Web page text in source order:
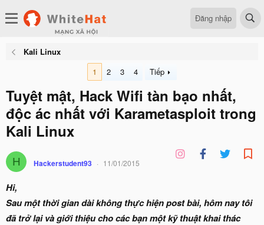
Đăng nhập
Kali Linux
1
2 3 4 Tiếp
Tuyệt mật, Hack Wifi tàn bạo nhất,
độc ác nhất với Karametasploit trong
Kali Linux
H Hackerstudent93 11/01/2015
Hi,
Sau một thời gian dài không thực hiện post bài, hôm nay tôi
đã trở lại và giới thiệu cho các bạn một kỹ thuật khai thác